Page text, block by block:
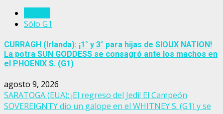
Sólo G1
CURRAGH (Irlanda): ¡1° y 3° para hijas de SIOUX NATION!
La potra SUN GODDESS se consagró ante los machos en
el PHOENIX S. (G1)
agosto 9, 2026
SARATOGA (EUA): ¡El regreso del Jedi! El Campeón
SOVEREIGNTY dio un galope en el WHITNEY S. (G1) y se